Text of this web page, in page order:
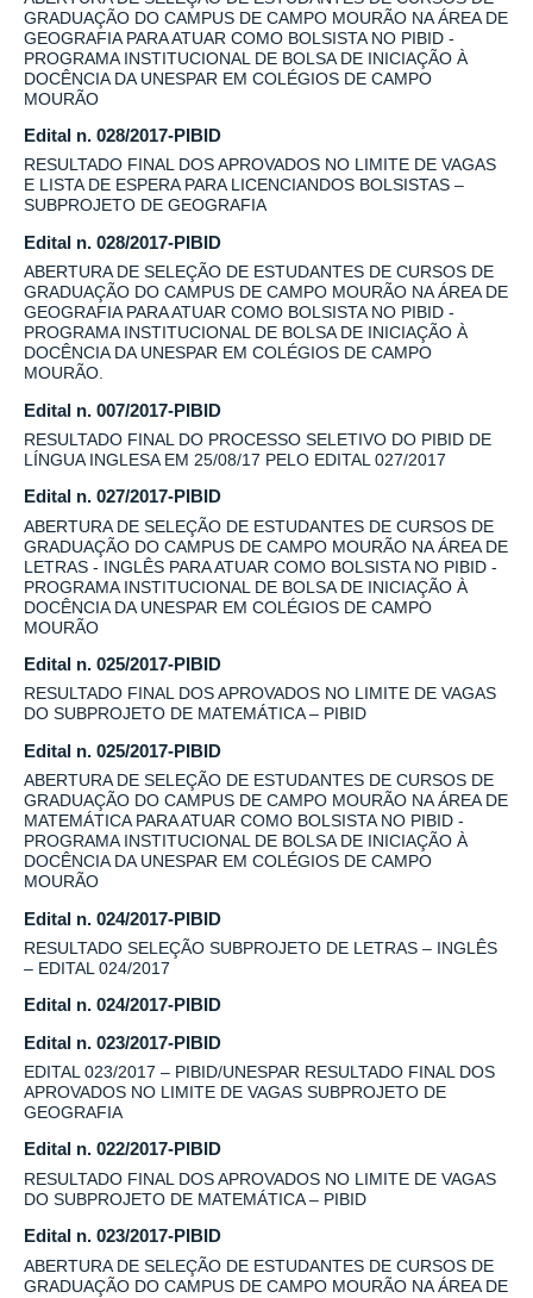
GRADUAÇÃO DO CAMPUS DE CAMPO MOURÃO NA ÁREA DE
GEOGRAFIA PARA ATUAR COMO BOLSISTA NO PIBID -
PROGRAMA INSTITUCIONAL DE BOLSA DE INICIAÇÃO À
DOCÊNCIA DA UNESPAR EM COLÉGIOS DE CAMPO
MOURÃO
Edital n. 028/2017-PIBID
RESULTADO FINAL DOS APROVADOS NO LIMITE DE VAGAS
E LISTA DE ESPERA PARA LICENCIANDOS BOLSISTAS –
SUBPROJETO DE GEOGRAFIA
Edital n. 028/2017-PIBID
ABERTURA DE SELEÇÃO DE ESTUDANTES DE CURSOS DE
GRADUAÇÃO DO CAMPUS DE CAMPO MOURÃO NA ÁREA DE
GEOGRAFIA PARA ATUAR COMO BOLSISTA NO PIBID -
PROGRAMA INSTITUCIONAL DE BOLSA DE INICIAÇÃO À
DOCÊNCIA DA UNESPAR EM COLÉGIOS DE CAMPO
MOURÃO.
Edital n. 007/2017-PIBID
RESULTADO FINAL DO PROCESSO SELETIVO DO PIBID DE
LÍNGUA INGLESA EM 25/08/17 PELO EDITAL 027/2017
Edital n. 027/2017-PIBID
ABERTURA DE SELEÇÃO DE ESTUDANTES DE CURSOS DE
GRADUAÇÃO DO CAMPUS DE CAMPO MOURÃO NA ÁREA DE
LETRAS - INGLÊS PARA ATUAR COMO BOLSISTA NO PIBID -
PROGRAMA INSTITUCIONAL DE BOLSA DE INICIAÇÃO À
DOCÊNCIA DA UNESPAR EM COLÉGIOS DE CAMPO
MOURÃO
Edital n. 025/2017-PIBID
RESULTADO FINAL DOS APROVADOS NO LIMITE DE VAGAS
DO SUBPROJETO DE MATEMÁTICA – PIBID
Edital n. 025/2017-PIBID
ABERTURA DE SELEÇÃO DE ESTUDANTES DE CURSOS DE
GRADUAÇÃO DO CAMPUS DE CAMPO MOURÃO NA ÁREA DE
MATEMÁTICA PARA ATUAR COMO BOLSISTA NO PIBID -
PROGRAMA INSTITUCIONAL DE BOLSA DE INICIAÇÃO À
DOCÊNCIA DA UNESPAR EM COLÉGIOS DE CAMPO
MOURÃO
Edital n. 024/2017-PIBID
RESULTADO SELEÇÃO SUBPROJETO DE LETRAS – INGLÊS
– EDITAL 024/2017
Edital n. 024/2017-PIBID
Edital n. 023/2017-PIBID
EDITAL 023/2017 – PIBID/UNESPAR RESULTADO FINAL DOS
APROVADOS NO LIMITE DE VAGAS SUBPROJETO DE
GEOGRAFIA
Edital n. 022/2017-PIBID
RESULTADO FINAL DOS APROVADOS NO LIMITE DE VAGAS
DO SUBPROJETO DE MATEMÁTICA – PIBID
Edital n. 023/2017-PIBID
ABERTURA DE SELEÇÃO DE ESTUDANTES DE CURSOS DE
GRADUAÇÃO DO CAMPUS DE CAMPO MOURÃO NA ÁREA DE